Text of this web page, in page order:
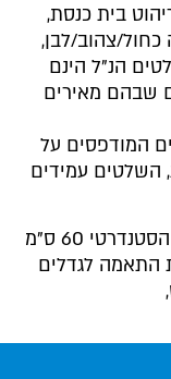
בית כנסת,
צהוב/לבן,
הנ”ל הינם
שבהם מאירים
המודפסים על
השלטים עמידים
השילוט לבית כנסת נמכר בד”כ בגודל הסטנדרטי 60 ס”מ
התאמה לגדלים